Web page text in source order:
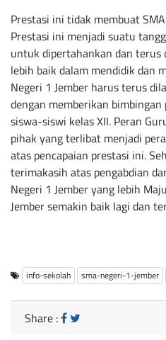
Prestasi ini tidak membuat
Prestasi ini menjadi suatu
untuk dipertahankan dan terus
lebih baik dalam mendidik dan
Negeri 1 Jember harus terus
dengan memberikan bimbingan
siswa-siswi kelas XII. Peran
pihak yang terlibat menjadi
atas pencapaian prestasi ini.
terimakasih atas pengabdian
Negeri 1 Jember yang lebih
Jember semakin baik lagi dan
info-sekolah sma-negeri-1-jember
Share :